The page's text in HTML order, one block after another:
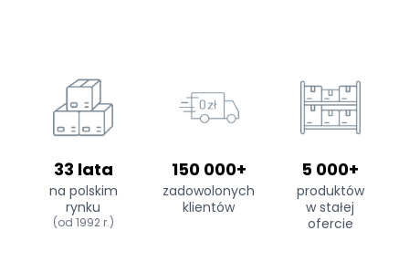
33 lata
na polskim
rynku
(od 1992 r.)
150 000+
zadowolonych
klientów
5 000+
produktów
w stałej
ofercie